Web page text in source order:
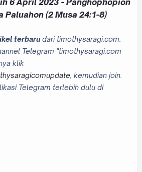
Paluahon (2 Musa 24:1-8)
terbarudari timothysaragi.com.
Telegram "timothysaragi.com
klik
, kemudian join.
Telegram terlebih dulu di